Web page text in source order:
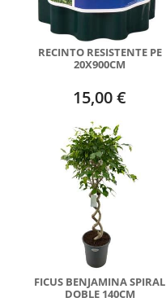
RECINTO RESISTENTE PE
20X900CM
15,00 €
FICUS BENJAMINA SPIRAL
DOBLE 140CM